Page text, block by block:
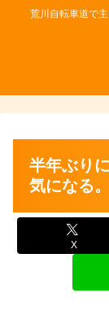
荒川自転車道で
半年ぶ
気になる。
X